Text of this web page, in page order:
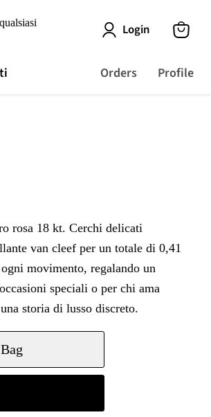
Login
Orders Profile
rosa 18 kt. Cerchi delicati
van cleef per un totale di 0,41
movimento, regalando un
speciali o per chi ama
storia di lusso discreto.